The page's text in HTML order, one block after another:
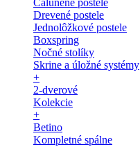
Čalúnené postele
Drevené postele
Jednolôžkové postele
Boxspring
Nočné stolíky
Skrine a úložné systémy
+
2-dverové
Kolekcie
+
Betino
Kompletné spálne